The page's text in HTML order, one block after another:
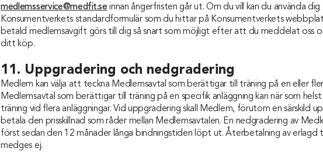
medlemsservice@medfit.se innan ångerfristen går ut. Om du vill kan du använda dig
Konsumentverkets standardformulär som du hittar på Konsumentverkets
betald medlemsavgift görs till dig så snart som möjligt efter att du meddelat oss
ditt köp.
11. Uppgradering och nedgradering
Medlem kan välja att teckna Medlemsavtal som berättigar till träning på en eller
Medlemsavtal som berättigar till träning på en specifik anläggning kan när som helst
träning vid flera anläggningar. Vid uppgradering skall Medlem, förutom en särskild
betala den prisskillnad som råder mellan Medlemsavtalen. En nedgradering av
först sedan den 12 månader långa bindningstiden löpt ut. Återbetalning av erlagd
medges ej.